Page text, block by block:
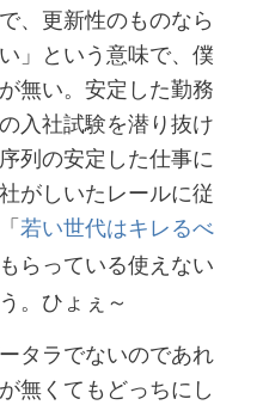
、更新性のものなら
」という意味で、僕
無い。安定した勤務
入社試験を潜り抜け
列の安定した仕事に
がしいたレールに従
若い世代はキレるべ
らっている使えない
。ひょぇ～
タラでないのであれ
無くてもどっちにし